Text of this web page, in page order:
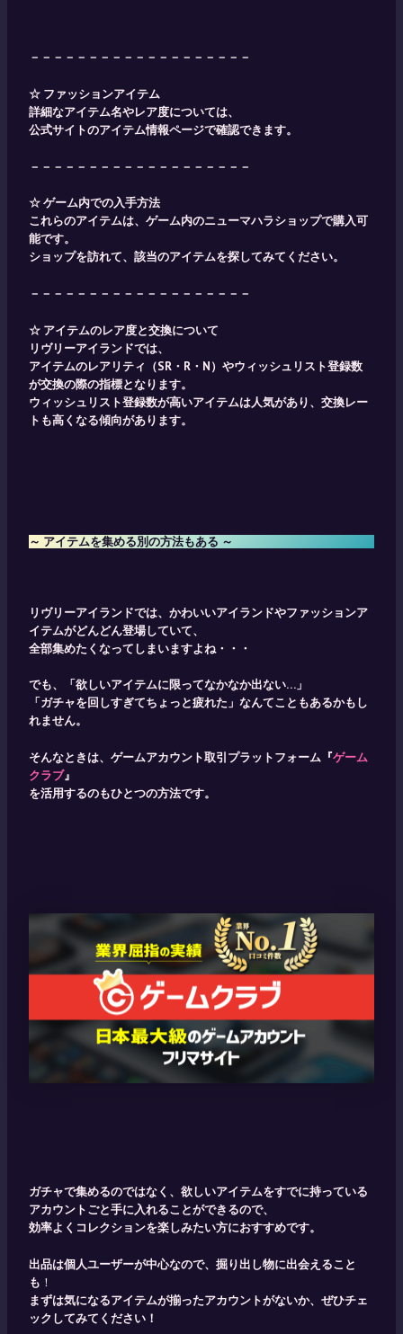
－－－－－－－－－－－－－－－－－－－
☆ ファッションアイテム
詳細なアイテム名やレア度については、
公式サイトのアイテム情報ページで確認できます。
－－－－－－－－－－－－－－－－－－－
☆ ゲーム内での入手方法
これらのアイテムは、ゲーム内のニューマハラショップで購入可
能です。​
ショップを訪れて、該当のアイテムを探してみてください。
－－－－－－－－－－－－－－－－－－－
☆ アイテムのレア度と交換について
リヴリーアイランドでは、
アイテムのレアリティ（SR・R・N）やウィッシュリスト登録数
が交換の際の指標となります。
​ウィッシュリスト登録数が高いアイテムは人気があり、交換レー
トも高くなる傾向があります。
～ アイテムを集める別の方法もある ～
リヴリーアイランドでは、かわいいアイランドやファッションア
イテムがどんどん登場していて、
全部集めたくなってしまいますよね・・・
でも、「欲しいアイテムに限ってなかなか出ない…」
「ガチャを回しすぎてちょっと疲れた」なんてこともあるかもし
れません。
そんなときは、ゲームアカウント取引プラットフォーム『ゲーム
クラブ』
を活用するのもひとつの方法です。
ガチャで集めるのではなく、欲しいアイテムをすでに持っている
アカウントごと手に入れることができるので、
効率よくコレクションを楽しみたい方におすすめです。
出品は個人ユーザーが中心なので、掘り出し物に出会えること
も ！
まずは気になるアイテムが揃ったアカウントがないか、ぜひチェ
ックしてみてください！